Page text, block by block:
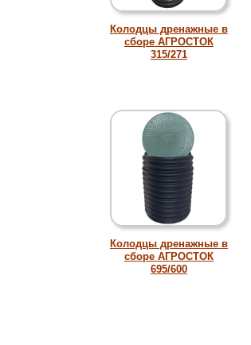
Колодцы дренажные в
сборе АГРОСТОК
315/271
Колодцы дренажные в
сборе АГРОСТОК
695/600